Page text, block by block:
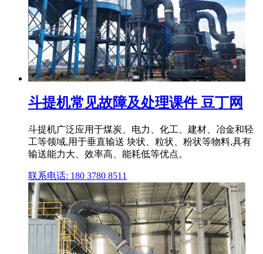
斗提机常见故障及处理课件 豆丁网
斗提机广泛应用于煤炭、电力、化工、建材、冶金和轻
工等领域,用于垂直输送 块状、粒状、粉状等物料,具有
输送能力大、效率高、能耗低等优点。
联系电话: 180 3780 8511